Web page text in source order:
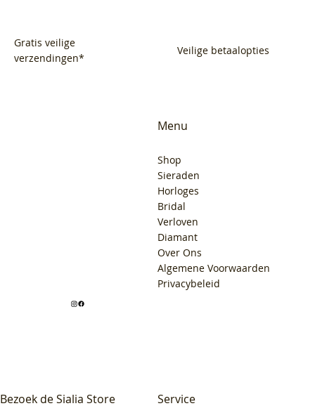
Gratis veilige
verzendingen*
Veilige betaalopties
Bezoek de Sialia Store
Menu
Shop
Sieraden
Horloges
Bridal
Verloven
Diamant
Over Ons
Algemene Voorwaarden
Privacybeleid
Service